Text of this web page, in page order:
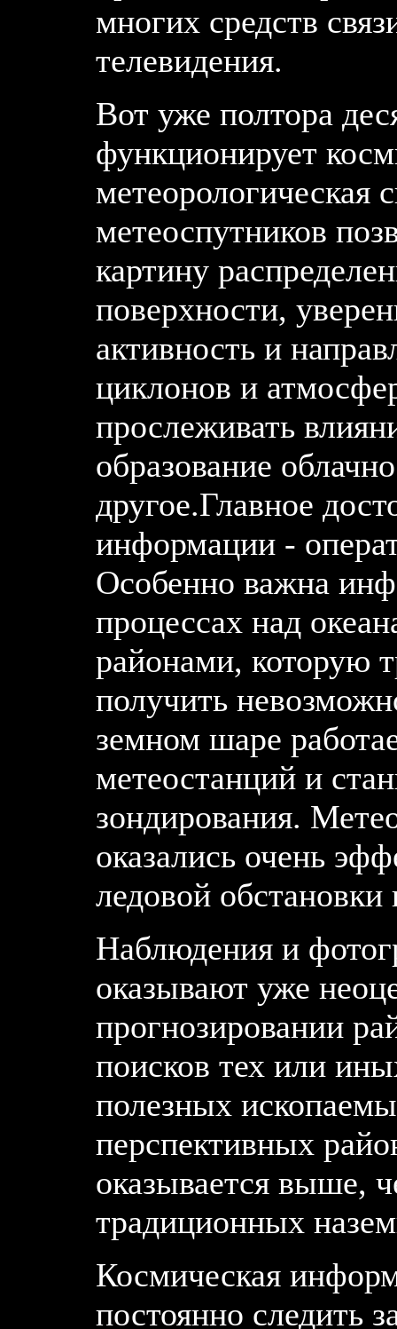
многих средств
телевидения.
Вот уже полтора
функционирует
метеорологическая
метеоспутников
картину
поверхности,
активность и
циклонов и
прослеживать
образование
другое.Главное
информации -
Особенно важна
процессах над
районами, которую
получить
земном шаре
метеостанций и
зондирования.
оказались очень
ледовой
Наблюдения и
оказывают уже
прогнозировании
поисков тех или
полезных
перспективных
оказывается выше,
традиционных
Космическая
постоянно следить